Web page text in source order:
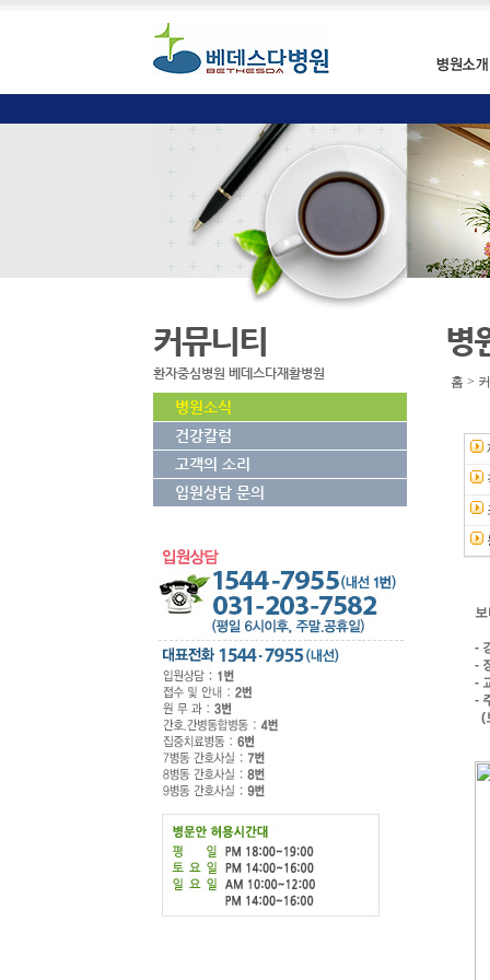
커뮤니티
환자중심병원 베데스다재활병원
병원소식
건강칼럼
고객의 소리
입원상담 문의
병
홈 >
-
-
-
-
(